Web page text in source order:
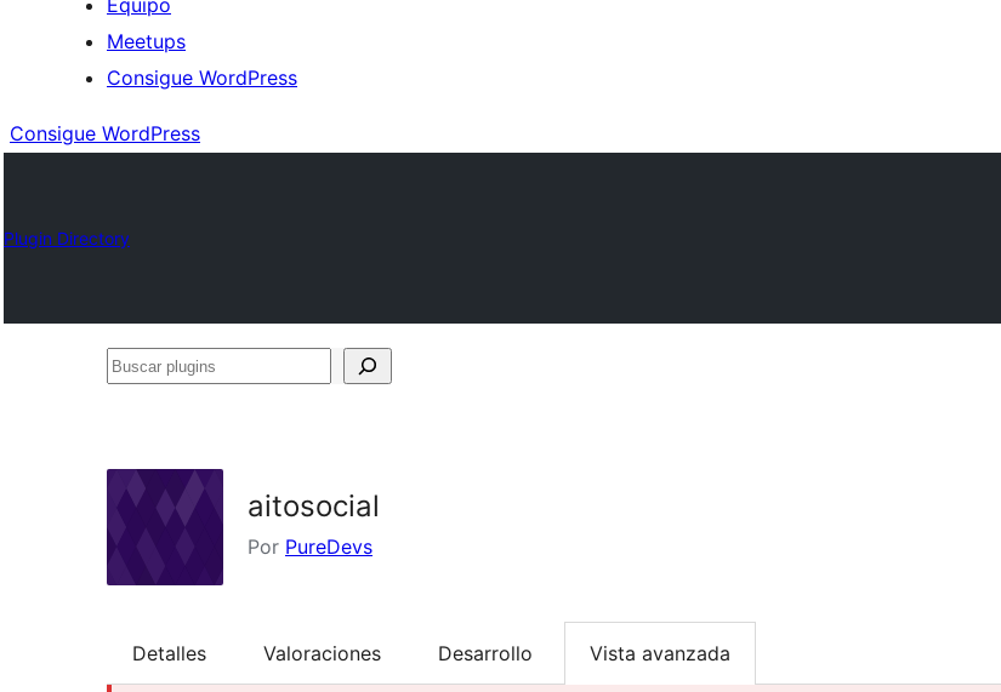
Equipo
Meetups
Consigue WordPress
Consigue WordPress
Plugin Directory
Buscar
aitosocial
Por PureDevs
Detalles Valoraciones Desarrollo Vista avanzada